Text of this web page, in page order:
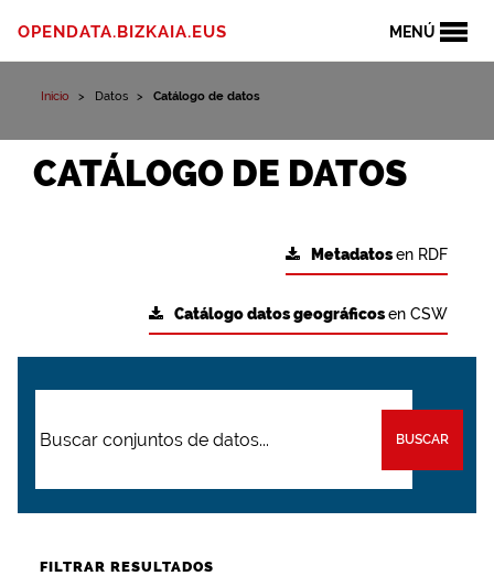
MENÚ
OPENDATA.BIZKAIA.EUS
Inicio Datos Catálogo de datos
CATÁLOGO DE DATOS
Metadatosen RDF
Catálogo datos geográficosen CSW
BUSCAR
FILTRAR RESULTADOS